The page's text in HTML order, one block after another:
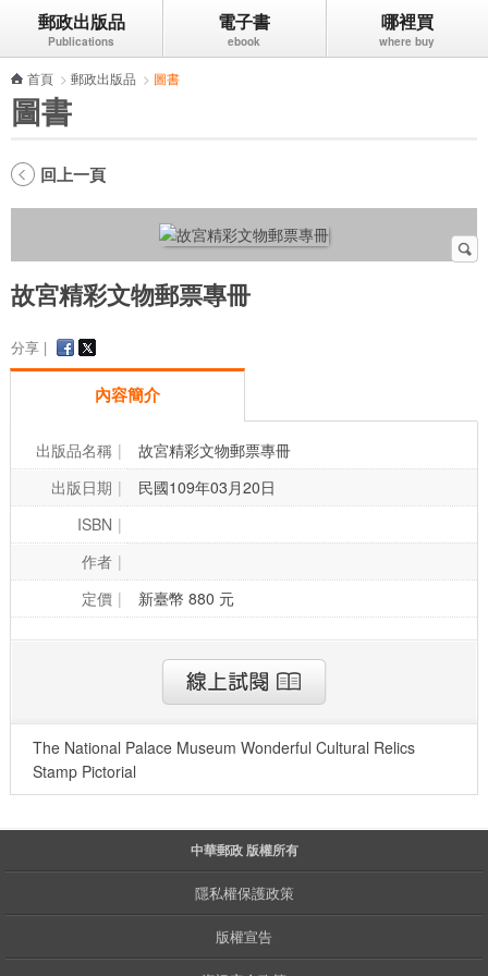
跳到主要內容區塊
郵政出版品 電子書 哪裡買
首頁 > 郵政出版品 > 圖書
圖書
回上一頁
故宮精彩文物郵票專冊
分享 |
內容簡介
出版品名稱
故宮精彩文物郵票專冊
出版日期
民國109年03月20日
ISBN
作者
定價
新臺幣 880 元
The National Palace Museum Wonderful Cultural Relics
Stamp Pictorial
中華郵政 版權所有
隱私權保護政策
版權宣告